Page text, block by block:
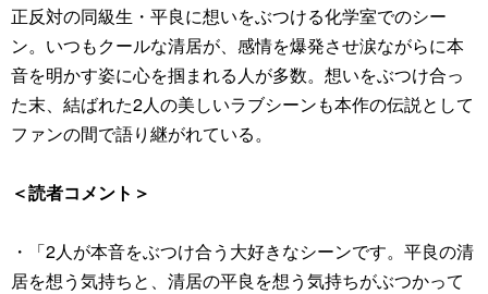
正反対の同級生・平良に想いをぶつける化学室でのシー
ン。いつもクールな清居が、感情を爆発させ涙ながらに本
音を明かす姿に心を掴まれる人が多数。想いをぶつけ合っ
た末、結ばれた2人の美しいラブシーンも本作の伝説として
ファンの間で語り継がれている。
＜読者コメント＞
・「2人が本音をぶつけ合う大好きなシーンです。平良の清
居を想う気持ちと、清居の平良を想う気持ちがぶつかって